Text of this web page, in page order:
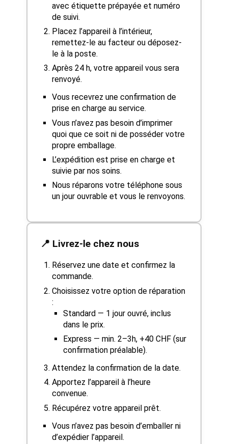
avec étiquette prépayée et numéro
de suivi.
Placez l’appareil à l’intérieur,
remettez-le au facteur ou déposez-
le à la poste.
Après 24 h, votre appareil vous sera
renvoyé.
Vous recevrez une confirmation de
prise en charge au service.
Vous n’avez pas besoin d’imprimer
quoi que ce soit ni de posséder votre
propre emballage.
L’expédition est prise en charge et
suivie par nos soins.
Nous réparons votre téléphone sous
un jour ouvrable et vous le renvoyons.
📍 Livrez-le chez nous
Réservez une date et confirmez la
commande.
Choisissez votre option de réparation
:
Standard — 1 jour ouvré, inclus
dans le prix.
Express — min. 2–3h, +40 CHF (sur
confirmation préalable).
Attendez la confirmation de la date.
Apportez l’appareil à l’heure
convenue.
Récupérez votre appareil prêt.
Vous n’avez pas besoin d’emballer ni
d’expédier l’appareil.